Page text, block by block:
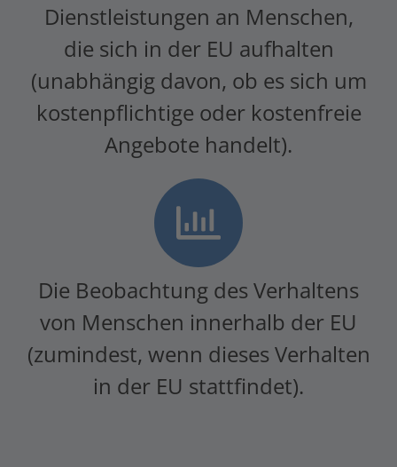
Dienstleistungen an Menschen,
die sich in der EU aufhalten
(unabhängig davon, ob es sich um
kostenpflichtige oder kostenfreie
Angebote handelt).
Die Beobachtung des Verhaltens
von Menschen innerhalb der EU
(zumindest, wenn dieses Verhalten
in der EU stattfindet).